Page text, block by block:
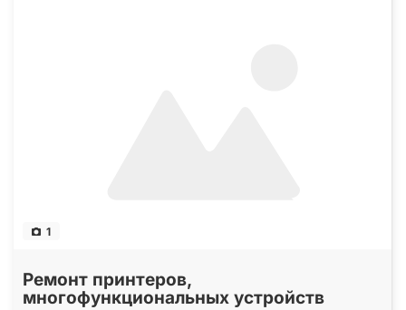
1
Ремонт принтеров,
многофункциональных устройств